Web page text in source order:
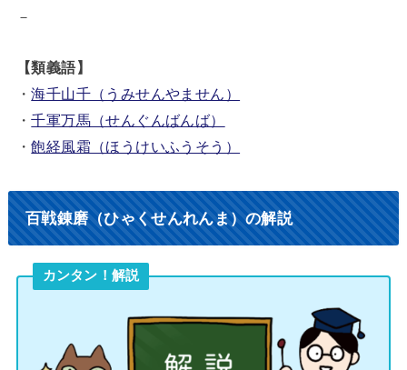
－
【類義語】
・海千山千（うみせんやません）
・千軍万馬（せんぐんばんば）
・飽経風霜（ほうけいふうそう）
百戦錬磨（ひゃくせんれんま）の解説
カンタン！解説